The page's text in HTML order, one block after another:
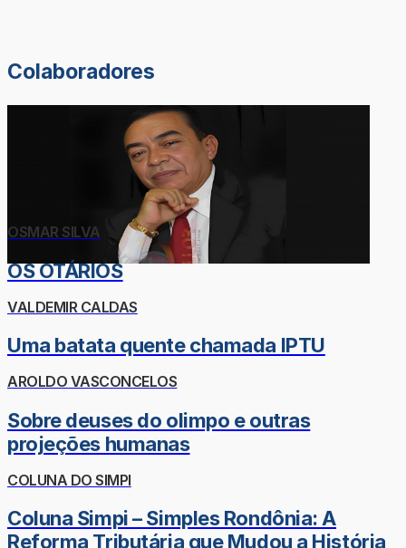
Colaboradores
OSMAR SILVA
OS OTÁRIOS
VALDEMIR CALDAS
Uma batata quente chamada IPTU
AROLDO VASCONCELOS
Sobre deuses do olimpo e outras
projeções humanas
COLUNA DO SIMPI
Coluna Simpi – Simples Rondônia: A
Reforma Tributária que Mudou a História